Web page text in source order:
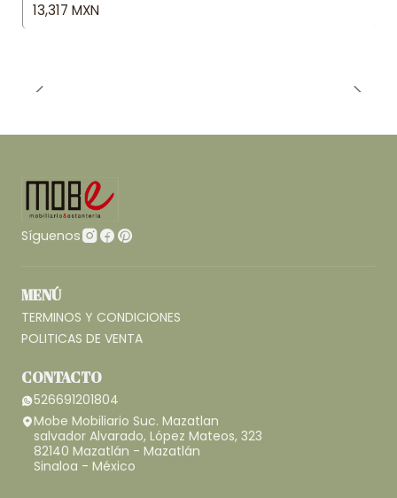
13,317 MXN
Síguenos
MENÚ
TERMINOS Y CONDICIONES
POLITICAS DE VENTA
CONTACTO
526691201804
Mobe Mobiliario Suc. Mazatlan
salvador Alvarado, López Mateos, 323
82140 Mazatlán - Mazatlán
Sinaloa - México